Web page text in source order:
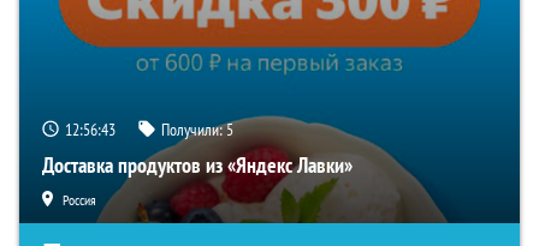
12:56:43 Получили:5
Доставка продуктов из «Яндекс Лавки»
Россия